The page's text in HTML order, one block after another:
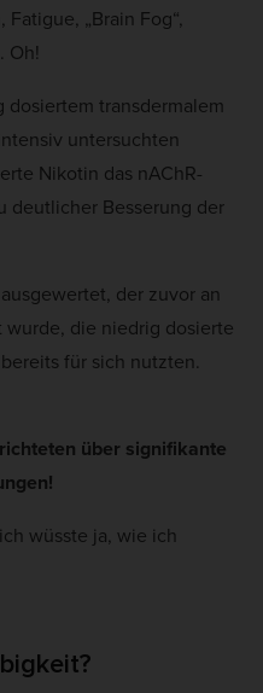
„Brain Fog“,
Oh!
transdermalem
untersuchten
Nikotin das nAChR-
deutlicher Besserung der
der zuvor an
die niedrig dosierte
für sich nutzten.
über signifikante
wüsste ja, wie ich